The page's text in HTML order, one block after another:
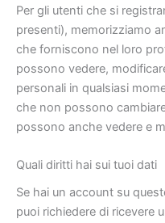
Per gli utenti che si
presenti), memorizziamo
che forniscono nel loro
possono vedere,
personali in qualsiasi
che non possono
possono anche vedere e
Quali diritti hai sui tuoi dati
Se hai un account su
puoi richiedere di ricevere